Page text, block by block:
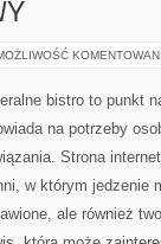
bistro to punkt
na potrzeby
Strona
w którym jedzenie
ale również